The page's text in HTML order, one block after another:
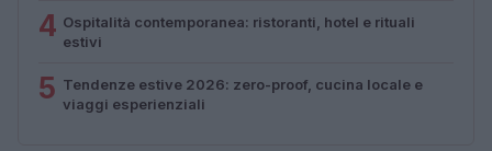
4 Ospitalità contemporanea: ristoranti, hotel e rituali
estivi
5 Tendenze estive 2026: zero-proof, cucina locale e
viaggi esperienziali